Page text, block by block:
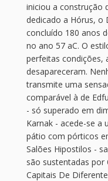
iniciou a construção
dedicado a Hórus, o
concluído 180 anos
no ano 57 aC. O
perfeitas condições,
desapareceram.
transmite uma
comparável à de
- só superado em
Karnak - acede-se a
pátio com pórticos
Salões Hipostilos -
são sustentadas por
Capitais De